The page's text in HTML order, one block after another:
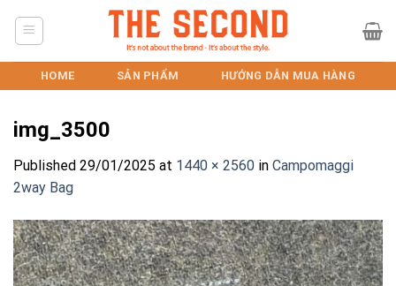
HOME SẢN PHẨM HƯỚNG DẪN MUA HÀNG
img_3500
Published 29/01/2025 at 1440 × 2560 in Campomaggi
2way Bag